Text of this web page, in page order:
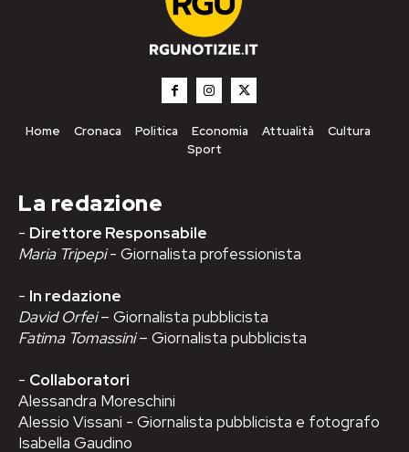
Home Cronaca Politica Economia Attualità
Cultura
Sport
La redazione
- Direttore Responsabile
Maria Tripepi- Giornalista professionista
- In redazione
David Orfei– Giornalista pubblicista
Fatima Tomassini– Giornalista pubblicista
- Collaboratori
Alessandra Moreschini
Alessio Vissani - Giornalista pubblicista e fotografo
Isabella Gaudino